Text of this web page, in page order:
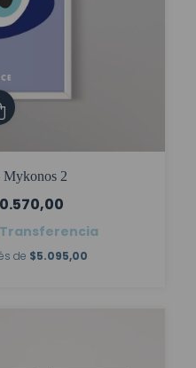
2
Transferencia
de $5.095,00